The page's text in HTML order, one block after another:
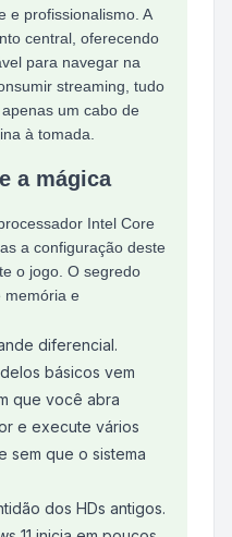
e profissionalismo. A
central, oferecendo
para navegar na
streaming, tudo
um cabo de
à tomada.
a mágica
Intel Core
a configuração deste
o jogo. O segredo
memória e
diferencial.
básicos vem
que você abra
e execute vários
sem que o sistema
dos HDs antigos.